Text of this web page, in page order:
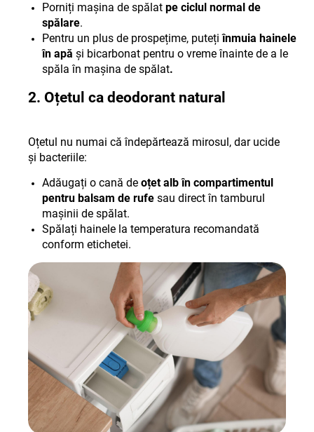
Porniți mașina de spălat pe ciclul normal de
spălare.
Pentru un plus de prospețime, putețiînmuia hainele
în apă și bicarbonat pentru o vreme înainte de a le
spăla în mașina de spălat.
2. Oțetul ca deodorant natural
Oțetul nu numai că îndepărtează mirosul, dar ucide
și bacteriile:
Adăugați o cană de oțet alb în compartimentul
pentru balsam de rufe sau direct în tamburul
mașinii de spălat.
Spălați hainele la temperatura recomandată
conform etichetei.